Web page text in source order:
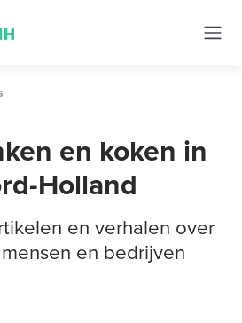
en koken in
Holland
en verhalen over
en bedrijven